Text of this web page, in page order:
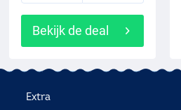
Bekijk de deal
Extra